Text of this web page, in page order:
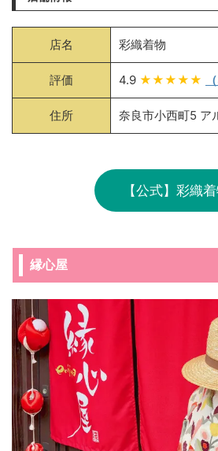
店名 彩織着物
評価 4.9 ★★★★★
住所 奈良市小西町5 ア
【公式】彩織
縁心屋